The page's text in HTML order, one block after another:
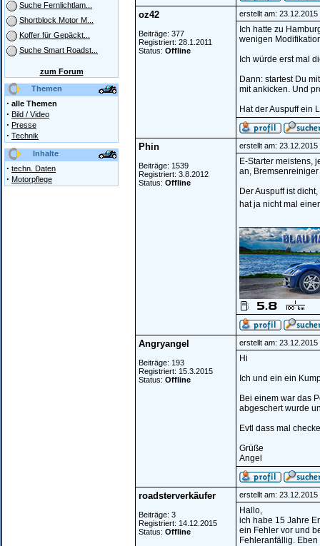
Suche Fernlichtlam...
Shortblock Motor M...
Koffer für Gepäckt...
Suche Smart Roadst...
zum Forum
Themen
· alle Themen
· Bild / Video
· Presse
· Technik
Inhalte
· techn. Daten
· Motorpflege
oz42
Beiträge: 377
Registriert: 28.1.2011
Status: Offline
erstellt am:
Ich hatte zu
wenigen
Ich würde erst mal
Dann: startest Du
mit ankicken. Und
Hat der Auspuff ein
Phin
Beiträge: 1539
Registriert: 3.8.2012
Status: Offline
erstellt am:
E-Starter meistens,
an,
Der Auspuff ist
hat ja nicht mal
Angryangel
Beiträge: 193
Registriert: 15.3.2015
Status: Offline
erstellt am:
Hi
Ich und ein ein
Bei einem war das
abgeschert wurde
Evtl dass mal
Grüße
Angel
roadsterverkäufer
Beiträge: 3
Registriert: 14.12.2015
Status: Offline
erstellt am:
Hallo,
ich habe 15 Jahre
ein Fehler vor und
Fehleranfällig.